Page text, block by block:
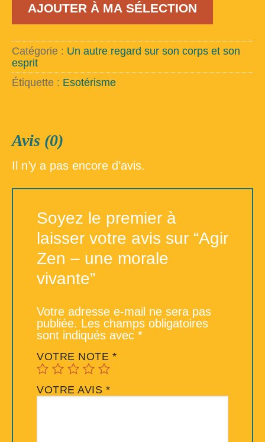
Agir
-
une
morale
vivante
AJOUTER À MA SÉLECTION
Catégorie : Un autre regard sur son corps et son
esprit
Étiquette : Esotérisme
Avis (0)
Il n’y a pas encore d’avis.
Soyez le premier à
laisser votre avis sur “Agir
Zen – une morale
vivante”
Votre adresse e-mail ne sera pas
publiée. Les champs obligatoires
sont indiqués avec *
VOTRE NOTE *
VOTRE AVIS *